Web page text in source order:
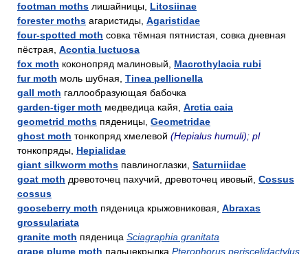
footman moths лишайницы, Litosiinae
forester moths агаристиды, Agaristidae
four-spotted moth совка тёмная пятнистая, совка дневная
пёстрая, Acontia luctuosa
fox moth коконопряд малиновый, Macrothylacia rubi
fur moth моль шубная, Tinea pellionella
gall moth галлообразующая бабочка
garden-tiger moth медведица кайя, Arctia caia
geometrid moths пяденицы, Geometridae
ghost moth тонкопряд хмелевой (Hepialus humuli); pl
тонкопряды, Hepialidae
giant silkworm moths павлиноглазки, Saturniidae
goat moth древоточец пахучий, древоточец ивовый, Cossus
cossus
gooseberry moth пяденица крыжовниковая, Abraxas
grossulariata
granite moth пяденица Sciagraphia granitata
grape plume moth пальцекрылка Pterophorus periscelidactylus